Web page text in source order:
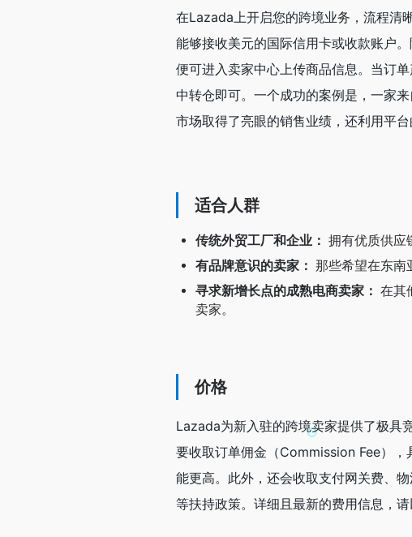
在Lazada上开启您的跨境业务，流程清
能够接收美元的国际信用卡或收款账户
便可进入卖家中心上传商品信息。当订
中转仓即可。一个成功的案例是，一家
市场取得了亮眼的销售业绩，还利用平
适合人群
传统外贸工厂和企业： 拥有优质供应
有品牌意识的卖家： 那些希望在东南
寻求新增长点的成熟电商卖家： 在其
卖家。
价格
Lazada为新入驻的跨境卖家提供了极具
要收取订单佣金（Commission Fee），
能更高。此外，还会收取支付网关费、
等扶持政策。详细且最新的费用信息，